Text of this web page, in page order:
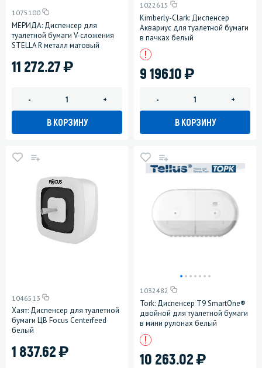
1075100
МЕРИДА: Диспенсер для
туалетной бумаги V-сложения
STELLA R металл матовый
11 272.27)
- +
В КОРЗИНУ
1022615
Kimberly-Clark: Диспенсер
Аквариус для туалетной бумаги
в пачках белый
9 196.10)
- +
В КОРЗИНУ
1046513
Хаят: Диспенсер для туалетной
бумаги ЦВ Focus Centerfeed
белый
1 837.62)
1032482
Tork: Диспенсер T9 SmartOne®
двойной для туалетной бумаги
в мини рулонах белый
10 263.02)